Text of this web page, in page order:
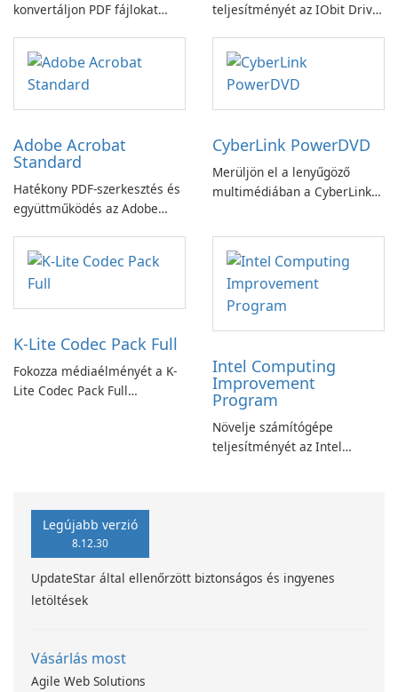
konvertáljon PDF fájlokat
teljesítményét az IObit Driver
Adobe Acrobat
Standard
Hatékony PDF-szerkesztés és
együttműködés az Adobe
alkalmazással.
CyberLink PowerDVD
Merüljön el a lenyűgöző
multimédiában a CyberLink
K-Lite Codec Pack Full
Fokozza médiaélményét a K-
Lite Codec Pack Full
Intel Computing
Improvement
Program
Növelje számítógépe
teljesítményét az Intel
Legújabb verzió
8.12.30
UpdateStar által ellenőrzött biztonságos és ingyenes
letöltések
Vásárlás most
Agile Web Solutions